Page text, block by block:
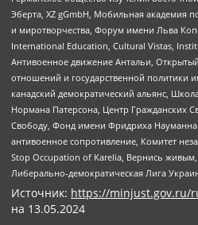
Эберта, XZ gGmbH, Мобильная академия
и миротворчества, Форум имени Льва
International Education, Cultural Vistas,
Антивоенное движение Антальи,
отношений и государственной политики
канадский демократический альянс,
Нормана Патерсона, Центр Гражданских
Свободу, Фонд имени Фридриха Науманна
антивоенное сопротивление, Комитет
Stop Occupation of Karelia, Вернись
Либерально-демократическая Лига
Источник: https://minjust.gov.ru/
на 13.05.2024